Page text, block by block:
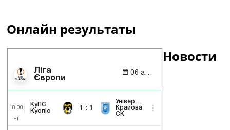
Онлайн результаты
Новости